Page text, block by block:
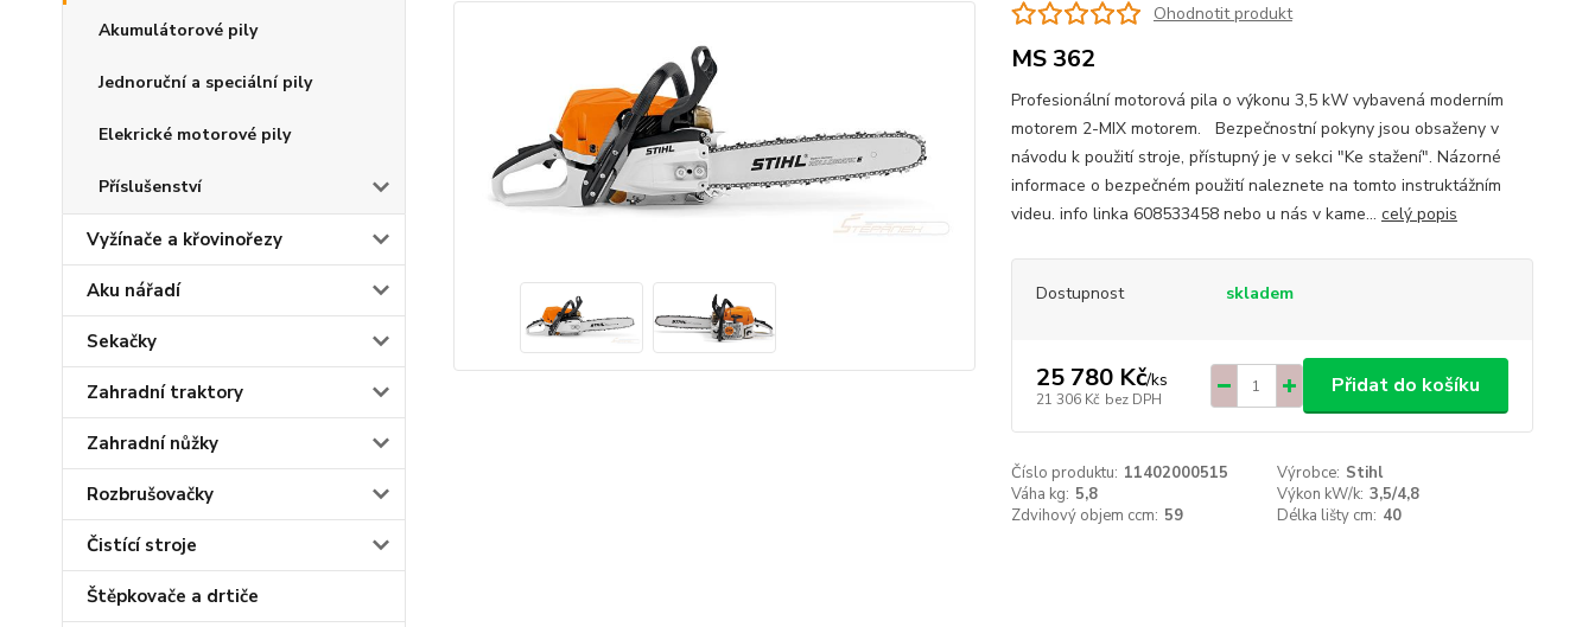
Akumulátorové pily
Jednoruční a speciální pily
Elekrické motorové pily
Příslušenství
Vyžínače a křovinořezy
Aku nářadí
Sekačky
Zahradní traktory
Zahradní nůžky
Rozbrušovačky
Čistící stroje
Štěpkovače a drtiče
Ohodnotit produkt
MS 362
Profesionální motorová pila o výkonu 3,5 kW vybavená moderním
motorem 2-MIX motorem. Bezpečnostní pokyny jsou obsaženy v
návodu k použití stroje, přístupný je v sekci "Ke stažení". Názorné
informace o bezpečném použití naleznete na tomto instruktážním
videu. info linka 608533458 nebo u nás v kame... celý popis
Dostupnost skladem
25 780 Kč/ks
21 306 Kč bez DPH
Přidat do košíku
Číslo produktu: 11402000515 Výrobce: Stihl
Váha kg: 5,8 Výkon kW/k: 3,5/4,8
Zdvihový objem ccm: 59 Délka lišty cm: 40